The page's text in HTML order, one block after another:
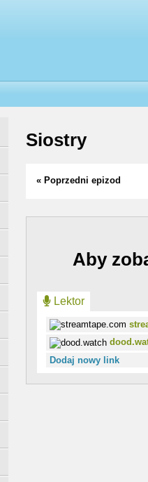
Siostry
« Poprzedni epizod
Aby
Lektor
Dodaj nowy link